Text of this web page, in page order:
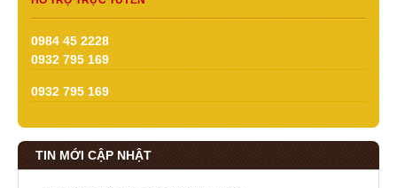
0984 45 2228
0932 795 169
0932 795 169
TIN MỚI CẬP NHẬT